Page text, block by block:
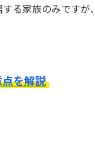
る家族のみです
を解説